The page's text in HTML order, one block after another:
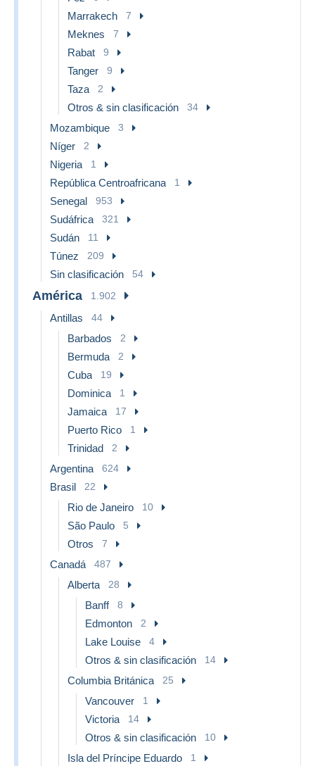
Marrakech 7
Meknes 7
Rabat 9
Tanger 9
Taza 2
Otros & sin clasificación 34
Mozambique 3
Níger 2
Nigeria 1
República Centroafricana 1
Senegal 953
Sudáfrica 321
Sudán 11
Túnez 209
Sin clasificación 54
América 1.902
Antillas 44
Barbados 2
Bermuda 2
Cuba 19
Dominica 1
Jamaica 17
Puerto Rico 1
Trinidad 2
Argentina 624
Brasil 22
Rio de Janeiro 10
São Paulo 5
Otros 7
Canadá 487
Alberta 28
Banff 8
Edmonton 2
Lake Louise 4
Otros & sin clasificación 14
Columbia Británica 25
Vancouver 1
Victoria 14
Otros & sin clasificación 10
Isla del Príncipe Eduardo 1